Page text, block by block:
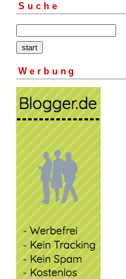
Suche
Werbung